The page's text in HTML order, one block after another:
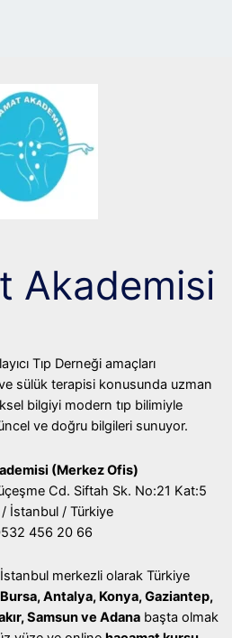
Akademisi
Tıp Derneği amaçları
sülük terapisi konusunda uzman
bilgiyi modern tıp bilimiyle
ve doğru bilgileri sunuyor.
(Merkez Ofis)
Cd. Siftah Sk. No:21 Kat:5
/ İstanbul / Türkiye
456 20 66
merkezli olarak Türkiye
Antalya, Konya, Gaziantep,
Samsun ve Adanabaşta olmak